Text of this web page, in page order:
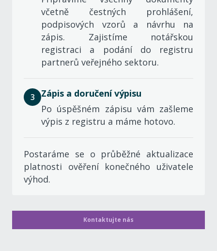
včetně čestných prohlášení,
podpisových vzorů a návrhu na
zápis. Zajistíme notářskou
registraci a podání do registru
partnerů veřejného sektoru.
3
Zápis a doručení výpisu
Po úspěšném zápisu vám zašleme
výpis z registru a máme hotovo.
Postaráme se o průběžné aktualizace
platnosti ověření konečného uživatele
výhod.
Kontaktujte nás